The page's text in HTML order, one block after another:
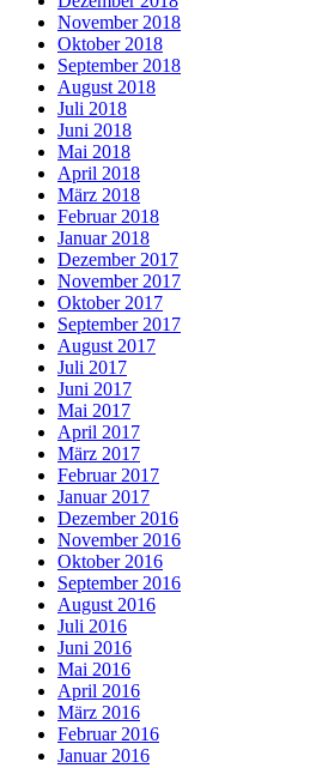
November 2018
Oktober 2018
September 2018
August 2018
Juli 2018
Juni 2018
Mai 2018
April 2018
März 2018
Februar 2018
Januar 2018
Dezember 2017
November 2017
Oktober 2017
September 2017
August 2017
Juli 2017
Juni 2017
Mai 2017
April 2017
März 2017
Februar 2017
Januar 2017
Dezember 2016
November 2016
Oktober 2016
September 2016
August 2016
Juli 2016
Juni 2016
Mai 2016
April 2016
März 2016
Februar 2016
Januar 2016